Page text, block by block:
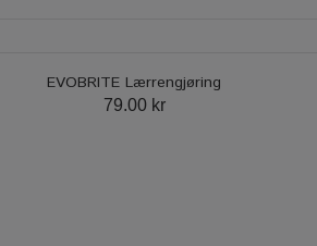
EVOBRITE Lærrengjøring
79.00 kr